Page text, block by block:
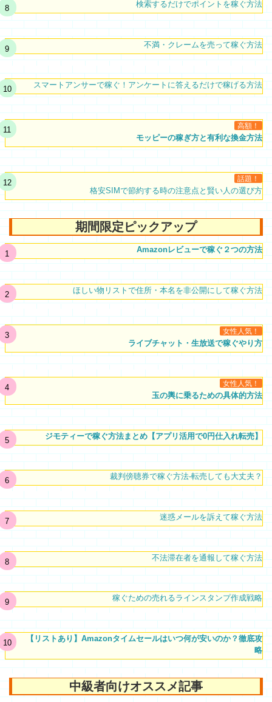
検索するだけでポイントを稼ぐ方法
不満・クレームを売って稼ぐ方法
スマートアンサーで稼ぐ！アンケートに答えるだけで稼げる方法
高額！
モッピーの稼ぎ方と有利な換金方法
話題！
格安SIMで節約する時の注意点と賢い人の選び方
期間限定ピックアップ
Amazonレビューで稼ぐ２つの方法
ほしい物リストで住所・本名を非公開にして稼ぐ方法
女性人気！
ライブチャット・生放送で稼ぐやり方
女性人気！
玉の輿に乗るための具体的方法
ジモティーで稼ぐ方法まとめ【アプリ活用で0円仕入れ転売】
裁判傍聴券で稼ぐ方法-転売しても大丈夫？
迷惑メールを訴えて稼ぐ方法
不法滞在者を通報して稼ぐ方法
稼ぐための売れるラインスタンプ作成戦略
【リストあり】Amazonタイムセールはいつ何が安いのか？徹底攻
略
中級者向けオススメ記事